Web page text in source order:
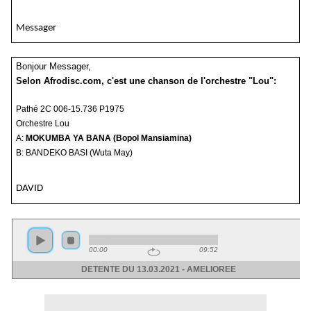
Messager
Bonjour Messager,
Selon Afrodisc.com, c'est une chanson de l'orchestre "Lou":
Pathé 2C 006-15.736 P1975
Orchestre Lou
A: MOKUMBA YA BANA (Bopol Mansiamina)
B: BANDEKO BASI (Wuta May)
DAVID